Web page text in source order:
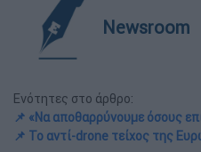
Newsroom
Ενότητες στο άρθρο:
📌 «Να αποθαρρύνουμε όσους
📌 Το αντί-drone τείχος της